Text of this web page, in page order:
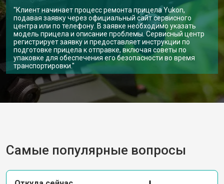
"Клиент начинает процесс ремонта прицела Yukon,
подавая заявку через официальный сайт сервисного
центра или по телефону. В заявке необходимо указать
модель прицела и описание проблемы. Сервисный центр
регистрирует заявку и предоставляет инструкции по
подготовке прицела к отправке, включая советы по
упаковке для обеспечения его безопасности во время
транспортировки."
Самые популярные вопросы